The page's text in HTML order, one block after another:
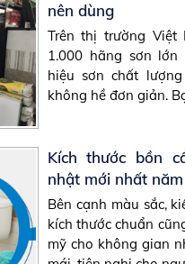
nên dùng
Trên thị trường Việt
1.000 hãng sơn
hiệu sơn chất
không hề đơn giản.
Kích thước bồn
nhật mới nhất
Bên cạnh màu sắc,
kích thước chuẩn
mỹ cho không gian